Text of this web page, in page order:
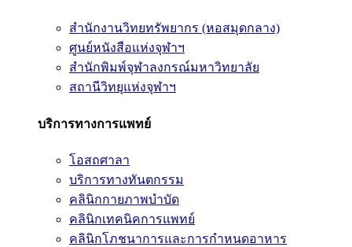
สำนักงานวิทยทรัพยากร (หอสมุดกลาง)
ศูนย์หนังสือแห่งจุฬาฯ
สำนักพิมพ์จุฬาลงกรณ์มหาวิทยาลัย
สถานีวิทยุแห่งจุฬาฯ
บริการทางการแพทย์
โอสถศาลา
บริการทางทันตกรรม
คลินิกกายภาพบำบัด
คลินิกเทคนิคการแพทย์
คลินิกโภชนาการและการกำหนดอาหาร